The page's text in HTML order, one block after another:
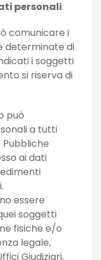
personali
comunicare i
determinate di
i soggetti
si riserva di
può
a tutti
Pubbliche
ai dati
essere
soggetti
fisiche e/o
legale,
Giudiziari,